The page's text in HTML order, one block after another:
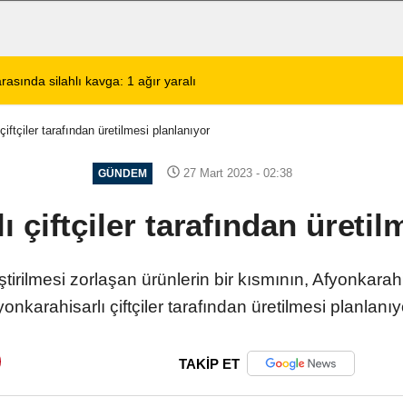
Uzmanı hasta kabulüne başlıyor Google
tarafından üretilmesi planlanıyor
GÜNDEM 27 Mart 2023 - 02:38
çiftçiler tarafından
zorlaşan ürünlerin bir kısmının,
çiftçiler tarafından üretilmesi
TAKİP ET